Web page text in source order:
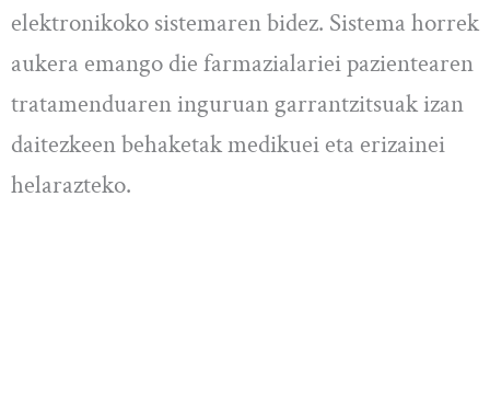
elektronikoko sistemaren bidez. Sistema horrek
aukera emango die farmazialariei pazientearen
tratamenduaren inguruan garrantzitsuak izan
daitezkeen behaketak medikuei eta erizainei
helarazteko.